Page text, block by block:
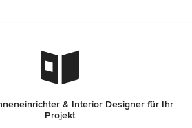
& Interior Designer für Ihr
Projekt